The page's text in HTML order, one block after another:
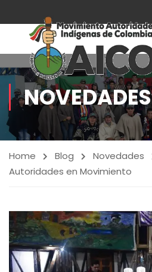
NOVEDADES
Home Blog
Novedades
Autoridades en Movimiento